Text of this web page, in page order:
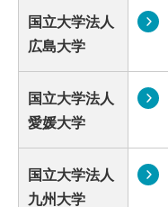
国立大学法人
広島大学
国立大学法人
愛媛大学
国立大学法人
九州大学